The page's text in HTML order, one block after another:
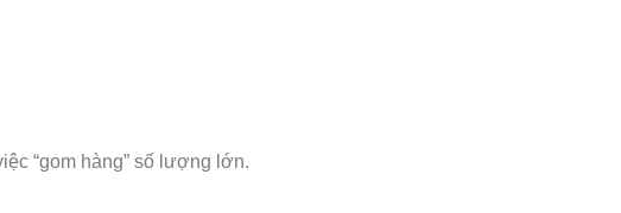
“gom hàng” số lượng lớn.